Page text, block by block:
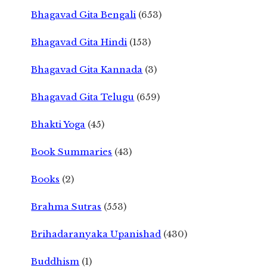
Bhagavad Gita Bengali (653)
Bhagavad Gita Hindi (153)
Bhagavad Gita Kannada (3)
Bhagavad Gita Telugu (659)
Bhakti Yoga (45)
Book Summaries (43)
Books (2)
Brahma Sutras (553)
Brihadaranyaka Upanishad (430)
Buddhism (1)